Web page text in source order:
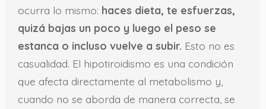
ocurra lo mismo: haces dieta, te esfuerzas,
quizá bajas un poco y luego el peso se
estanca o incluso vuelve a subir. Esto no es
casualidad. El hipotiroidismo es una condición
que afecta directamente al metabolismo y,
cuando no se aborda de manera correcta, se